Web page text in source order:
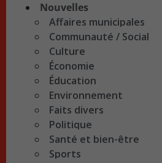
Nouvelles
Affaires municipales
Communauté / Social
Culture
Économie
Éducation
Environnement
Faits divers
Politique
Santé et bien-être
Sports